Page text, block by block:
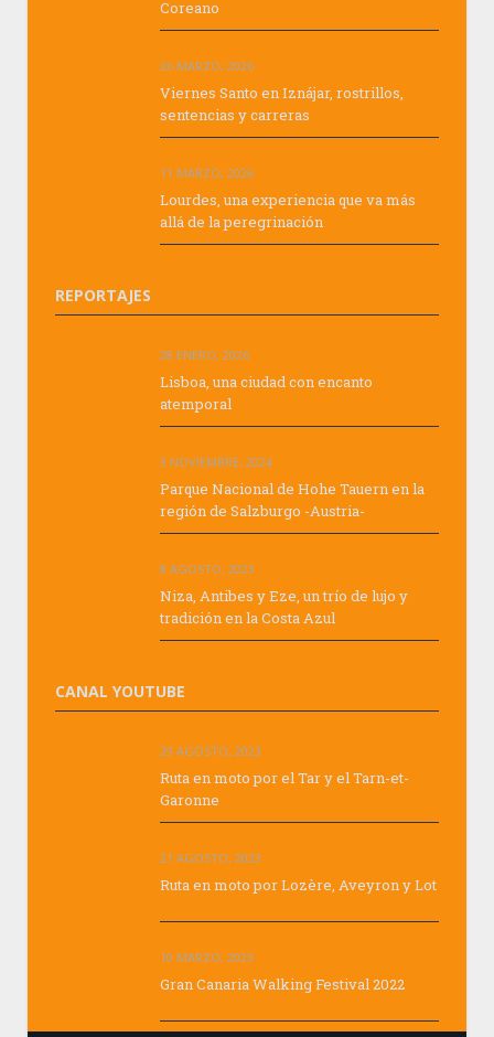
Coreano
26 MARZO, 2026
Viernes Santo en Iznájar, rostrillos,
sentencias y carreras
11 MARZO, 2026
Lourdes, una experiencia que va más
allá de la peregrinación
REPORTAJES
28 ENERO, 2026
Lisboa, una ciudad con encanto
atemporal
3 NOVIEMBRE, 2024
Parque Nacional de Hohe Tauern en la
región de Salzburgo -Austria-
8 AGOSTO, 2023
Niza, Antibes y Eze, un trío de lujo y
tradición en la Costa Azul
CANAL YOUTUBE
29 AGOSTO, 2023
Ruta en moto por el Tar y el Tarn-et-
Garonne
21 AGOSTO, 2023
Ruta en moto por Lozère, Aveyron y Lot
10 MARZO, 2023
Gran Canaria Walking Festival 2022